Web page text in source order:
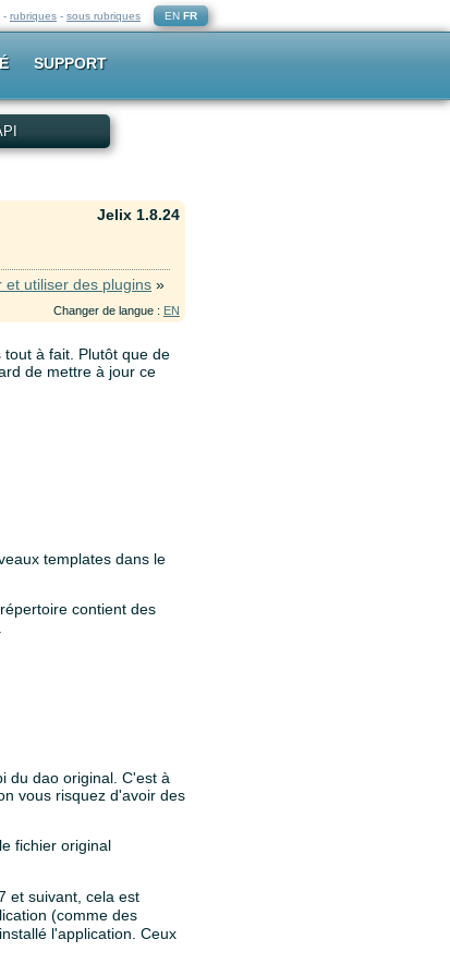
- rubriques - sous rubriques EN FR
SUPPORT
Jelix 1.8.24
et utiliser des plugins »
Changer de langue : EN
à fait. Plutôt que de
de mettre à jour ce
templates dans le
répertoire contient des
du dao original. C'est à
vous risquez d'avoir des
fichier original
et suivant, cela est
(comme des
l'application. Ceux